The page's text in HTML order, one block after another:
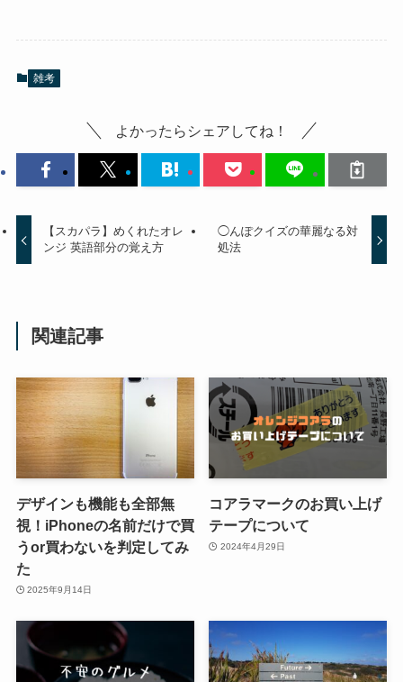
雑考
よかったらシェアしてね！
【スカパラ】めくれたオレ
ンジ 英語部分の覚え方
◯んぽクイズの華麗なる対
処法
関連記事
デザインも機能も全部無
視！iPhoneの名前だけで買
うor買わないを判定してみ
た
2025年9月14日
コアラマークのお買い上げ
テープについて
2024年4月29日